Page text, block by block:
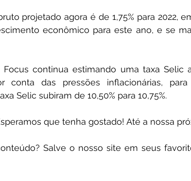
projetado agora é de 1,75% para 2022,
econômico para este ano, e se
Focus continua estimando uma taxa Selic
conta das pressões inflacionárias,
Selic subiram de 10,50% para 10,75%.
que tenha gostado! Até a nossa
Salve o nosso site em seus